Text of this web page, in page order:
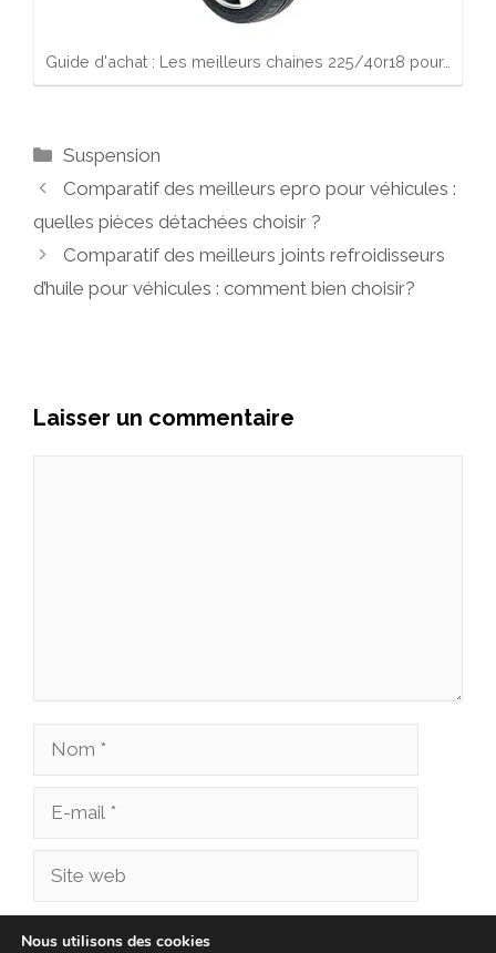
Guide d'achat : Les meilleurs chaines 225/40r18 pour…
Catégories
Suspension
Comparatif des meilleurs epro pour véhicules :
quelles pièces détachées choisir ?
Comparatif des meilleurs joints refroidisseurs
d’huile pour véhicules : comment bien choisir?
Laisser un commentaire
Nom
Site
Enregistrer mon nom, mon e-mail et mon site
Nous utilisons des cookies